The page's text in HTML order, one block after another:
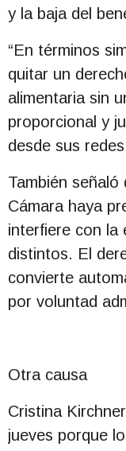
y la baja del
“En términos
quitar un
alimentaria sin
proporcional y
desde sus
También señaló
Cámara haya
interfiere con la
distintos. El
convierte
por voluntad
Otra causa
Cristina
jueves porque